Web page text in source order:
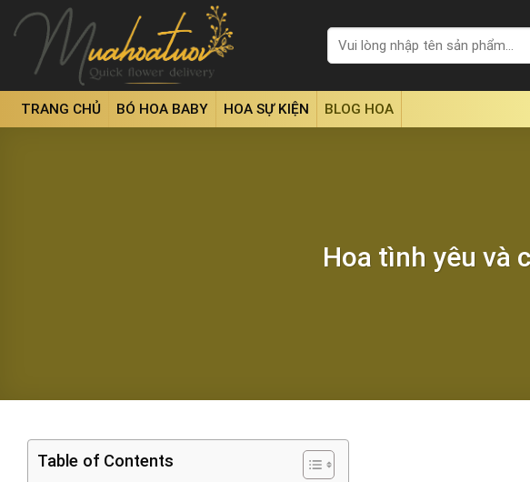
content
Tìm
kiếm:
TRANG CHỦ BÓ HOA BABY HOA SỰ KIỆN BLOG HOA
Hoa tình yêu và
Table of Contents